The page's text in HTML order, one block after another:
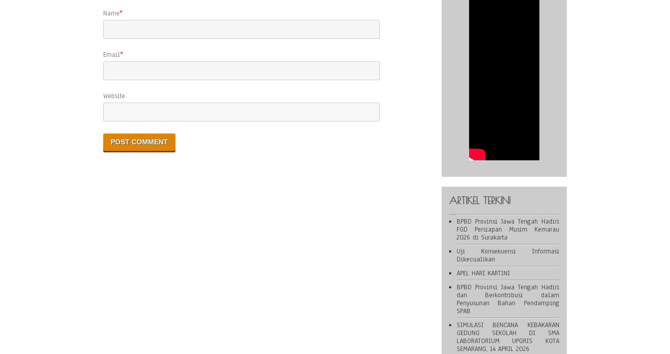
Name*
Email*
Website
ARTIKEL TERKINI
BPBD Provinsi Jawa Tengah Hadiri
FGD Persiapan Musim Kemarau
2026 di Surakarta
Uji Konsekuensi Informasi
Dikecualikan
APEL HARI KARTINI
BPBD Provinsi Jawa Tengah Hadiri
dan Berkontribusi dalam
Penyusunan Bahan Pendamping
SPAB
SIMULASI BENCANA KEBAKARAN
GEDUNG SEKOLAH DI SMA
LABORATORIUM UPGRIS KOTA
SEMARANG, 14 APRIL 2026